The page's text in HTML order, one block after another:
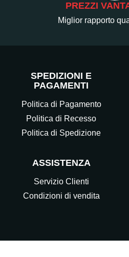
PREZZI
Miglior rapporto
SPEDIZIONI E
PAGAMENTI
Politica di Pagamento
Politica di Recesso
Politica di Spedizione
ASSISTENZA
Servizio Clienti
Condizioni di vendita